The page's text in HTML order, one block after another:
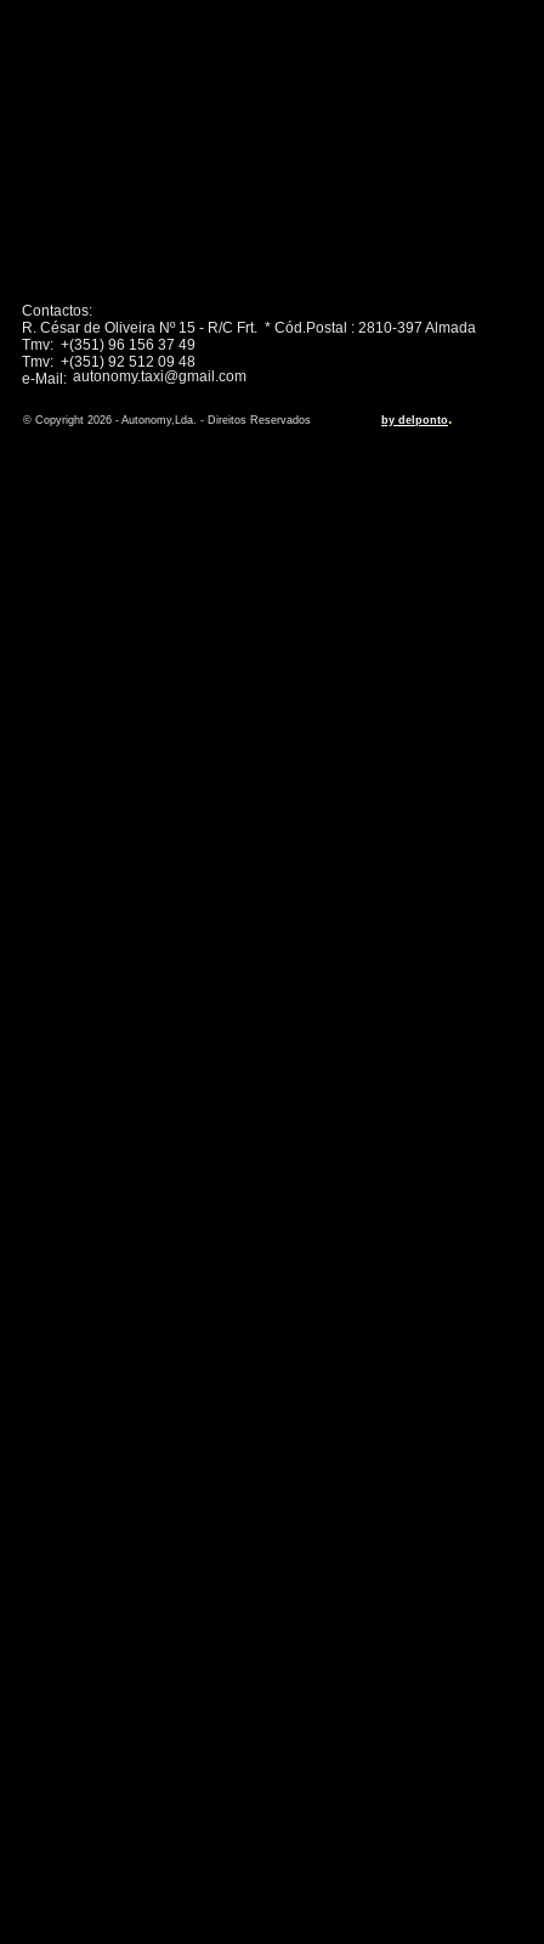
Contactos:
R. César de Oliveira Nº 15 - R/C Frt. * Cód.Postal : 2810-397 Almada
Tmv: +(351) 96 156 37 49
Tmv: +(351) 92 512 09 48
e-Mail:
© Copyright 2026 - Autonomy,Lda. - Direitos Reservados by delponto.
autonomy.taxi@gmail.com